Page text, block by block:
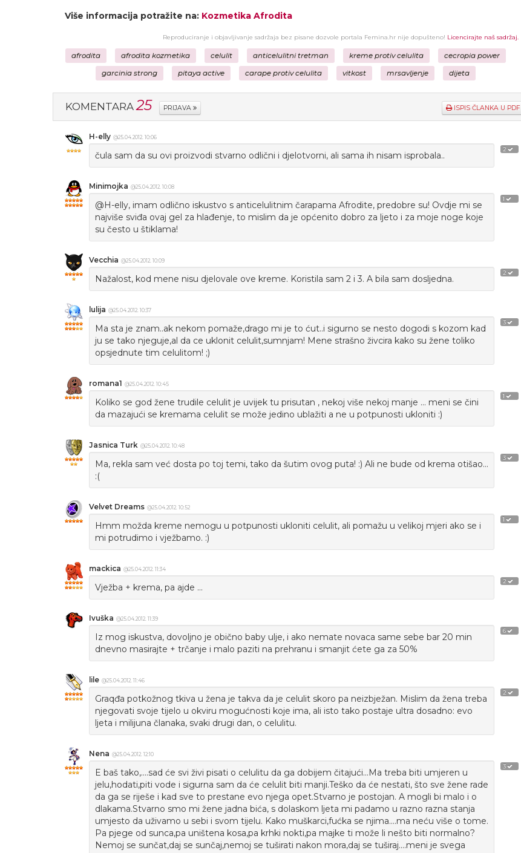
Više informacija potražite na: Kozmetika Afrodita
Reproduciranje i objavljivanje sadržaja bez pisane dozvole portala Femina.hr nije dopušteno! Licencirajte naš sadržaj.
afrodita afrodita kozmetika celulit anticelulitni tretman kreme protiv celulita cecropia power
garcinia strong pitaya active carape protiv celulita vitkost mrsavljenje dijeta
KOMENTARA25 PRIJAVA ISPIS ČLANKA U PDF
2
H-elly @25.04.2012. 10:06
čula sam da su ovi proizvodi stvarno odlični i djelotvorni, ali sama ih nisam isprobala..
1
Minimojka @25.04.2012. 10:08
@H-elly, imam odlično iskustvo s anticelulitnim čarapama Afrodite, predobre su! Ovdje mi se
najviše sviđa ovaj gel za hlađenje, to mislim da je općenito dobro za ljeto i za moje noge koje
su često u štiklama!
2
Vecchia @25.04.2012. 10:09
Nažalost, kod mene nisu djelovale ove kreme. Koristila sam 2 i 3. A bila sam dosljedna.
3
lulija @25.04.2012. 10:37
Ma sta je znam..ak nekom pomaže,drago mi je to ćut..i sigurno se nesto dogodi s kozom kad
ju se tako njeguje,al da ce uklonit celulit,sumnjam! Mene strašno živcira kako su žene toliko
opsjednute tim celulitom! ;)
1
romana1 @25.04.2012. 10:45
Koliko se god žene trudile celulit je uvijek tu prisutan , nekoj više nekoj manje ... meni se čini
da mazajući se kremama celulit se može jedino ublažiti a ne u potpunosti ukloniti :)
3
Jasnica Turk @25.04.2012. 10:48
Ma, rekla sam već dosta po toj temi, tako da šutim ovog puta! :) Ali ne bude od krema otišao...
:(
1
Velvet Dreams @25.04.2012. 10:52
Hmm možda kreme nemogu u potpunosti ukloniti celulit, ali pomažu u velikoj mjeri ako se i
mi potrudimo i vježbamo. :)
2
mackica @25.04.2012. 11:34
Vježba + krema, pa ajde ...
6
Ivuška @25.04.2012. 11:39
Iz mog iskustva, dovoljno je obično baby ulje, i ako nemate novaca same sebe bar 20 min
dnevno masirajte + trčanje i malo paziti na prehranu i smanjit ćete ga za 50%
2
lile @25.04.2012. 11:46
Graqđa potkožnog tkiva u žena je takva da je celulit skoro pa neizbježan. Mislim da žena treba
njegovati svoje tijelo u okviru mogućnosti koje ima, ali isto tako postaje ultra dosadno: evo
ljeta i milijuna članaka, svaki drugi dan, o celulitu.
3
Nena @25.04.2012. 12:10
E baš tako,....sad će svi živi pisati o celulitu da ga dobijem čitajući...Ma treba biti umjeren u
jelu,hodati,piti vode i sigurna sam da će celulit biti manji.Teško da će nestati, što sve žene rade
da ga se riješe i kad sve to prestane evo njega opet.Stvarno je postojan. A mogli bi malo i o
dlakama.Stvarno smo mi žene jadna bića, s dolaskom ljeta mi padamo u razno razna stanja
umjesto da uživamo u sebi i svom tijelu. Kako muškarci,fućka se njima....ma neću više o tome.
Pa pjege od sunca,pa uništena kosa,pa krhki nokti,pa majke ti može li nešto biti normalno?
Nemoj se sunčat,daj se sunčaj,nemoj se tuširati nakon mora,daj se tuširaj....meni je svega